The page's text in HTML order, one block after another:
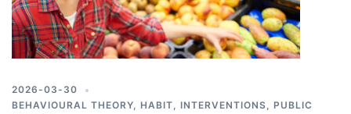
2026-03-30
BEHAVIOURAL THEORY, HABIT, INTERVENTIONS, PUBLIC